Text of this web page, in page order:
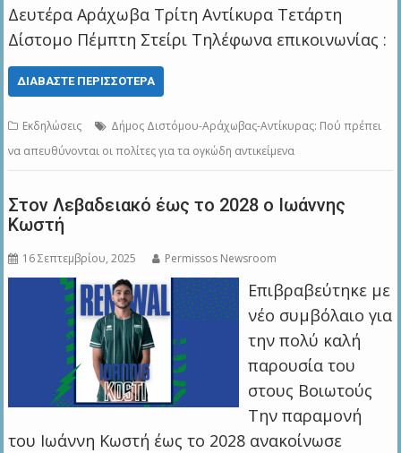
Δευτέρα Αράχωβα Τρίτη Αντίκυρα Τετάρτη
Δίστομο Πέμπτη Στείρι Τηλέφωνα επικοινωνίας :
ΔΙΑΒΆΣΤΕ ΠΕΡΙΣΣΌΤΕΡΑ
Εκδηλώσεις
Δήμος Διστόμου-Αράχωβας-Αντίκυρας: Πού πρέπει
να απευθύνονται οι πολίτες για τα ογκώδη αντικείμενα
Στον Λεβαδειακό έως το 2028 ο Ιωάννης
Κωστή
16 Σεπτεμβρίου, 2025 Permissos Newsroom
Eπιβραβεύτηκε με
νέο συμβόλαιο για
την πολύ καλή
παρουσία του
στους Βοιωτούς
Την παραμονή
του Ιωάννη Κωστή έως το 2028 ανακοίνωσε